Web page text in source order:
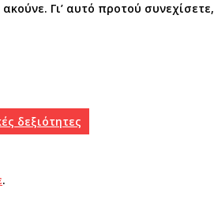
Γι’ αυτό προτού
δεξιότητες
.